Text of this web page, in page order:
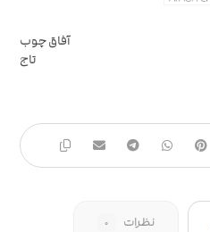
آفاق چوب
تاج
نظرات ۰